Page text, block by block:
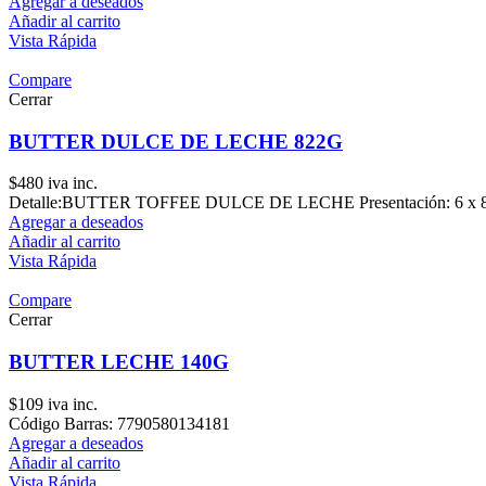
Añadir al carrito
Vista Rápida
Compare
Cerrar
BUTTER DULCE DE LECHE 822G
$480 iva inc.
Detalle:BUTTER TOFFEE DULCE DE LECHE Presentación: 6 x
Agregar a deseados
Añadir al carrito
Vista Rápida
Compare
Cerrar
BUTTER LECHE 140G
$109 iva inc.
Código Barras: 7790580134181
Agregar a deseados
Añadir al carrito
Vista Rápida